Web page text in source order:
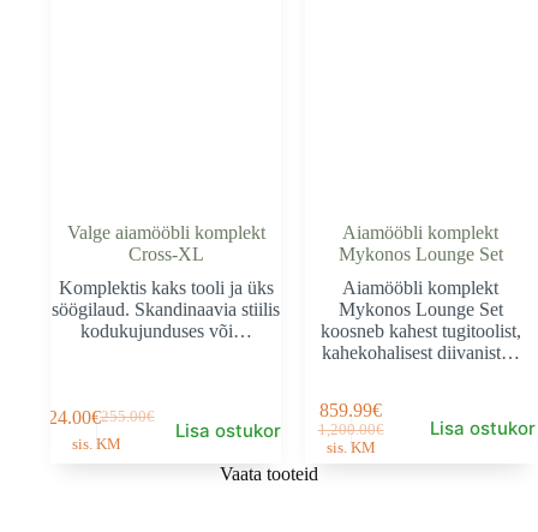
Valge aiamööbli komplekt
Cross-XL
Komplektis kaks tooli ja üks
söögilaud. Skandinaavia stiilis
kodukujunduses või…
255.00€
Algne
hind
224.00€Current
price
sis. KM
Lisa ostukorvi
Aiamööbli komplekt
Mykonos Lounge Set
Aiamööbli komplekt
Mykonos Lounge Set
koosneb kahest tugitoolist,
kahekohalisest diivanist…
1,200.00€
Algne
hind
859.99€
Current
price
sis. KM
Lisa
Vaata tooteid